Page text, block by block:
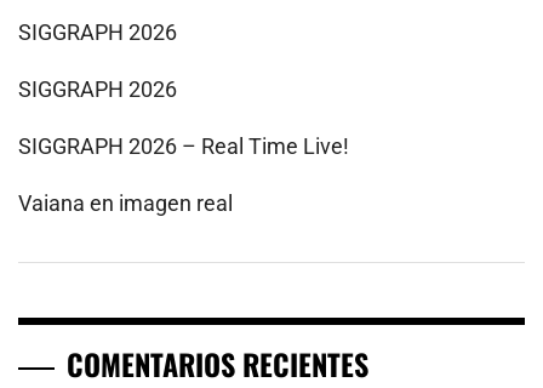
SIGGRAPH 2026
SIGGRAPH 2026
SIGGRAPH 2026 – Real Time Live!
Vaiana en imagen real
COMENTARIOS RECIENTES